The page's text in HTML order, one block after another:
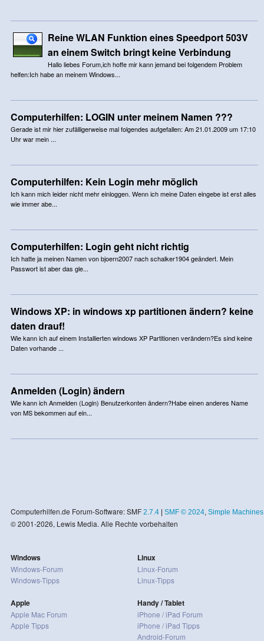
Reine WLAN Funktion eines Speedport 503V
an einem Switch bringt keine Verbindung
Hallo liebes Forum,ich hoffe mir kann jemand bei folgendem Problem
helfen:Ich habe an meinem Windows...
Computerhilfen: LOGIN unter meinem Namen ???
Gerade ist mir hier zufälligerweise mal folgendes aufgefallen: Am 21.01.2009 um 17:10
Uhr war mein ...
Computerhilfen: Kein Login mehr möglich
Ich kann mich leider nicht mehr einloggen. Wenn ich meine Daten eingebe ist erst alles
wie immer abe...
Computerhilfen: Login geht nicht richtig
Ich hatte ja meinen Namen von bjoern2007 nach schalker1904 geändert. Mein
Passwort ist aber das gle...
Windows XP: in windows xp partitionen ändern? keine
daten drauf!
Wie kann ich auf einem Installierten windows XP Partitionen verändern?Es sind keine
Daten vorhande ...
Anmelden (Login) ändern
Wie kann ich Anmelden (Login) Benutzerkonten ändern?Habe einen anderes Name
von MS bekommen auf ein...
Computerhilfen.de Forum-Software: SMF 2.7.4| SMF © 2024, Simple Machines
© 2001-2026, Lewis Media. Alle Rechte vorbehalten
Windows
Windows-Forum
Windows-Tipps
Apple
Apple Mac Forum
Apple Tipps
Linux
Linux-Forum
Linux-Tipps
Handy / Tablet
iPhone / iPad Forum
iPhone / iPad Tipps
Android-Forum